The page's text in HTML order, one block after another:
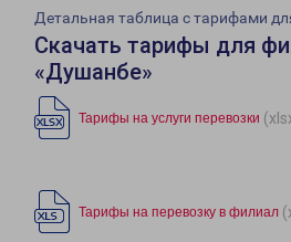
Детальная таблица с тарифами
Скачать тарифы для
«Душанбе»
Тарифы на услуги перевозки
Тарифы на перевозку в филиал